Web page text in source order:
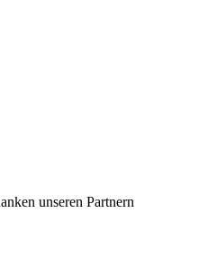
unseren Partnern